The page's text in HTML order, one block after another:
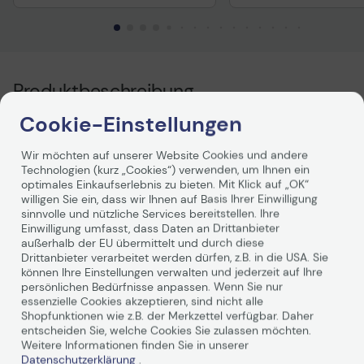
Produktbeschreibung
Brother Tintenpatronen sind besonders gut zum
Ausdrucken von Dokumenten geeignet, die über einen
längeren Zeitraum archiviert werden sollen. Bei
gleichzeitiger Verwendung des Druckpapiers - das
optimal auf die Zusammensetzung der in der
Druckerpatrone enthaltenen Tinte abgestimmt ist -
garantiert Brother sogar über einen Zeitraum von 100
Jahren Lichtechtheit.
Weiterlesen
Cookie-Einstellungen
Wir möchten auf unserer Website Cookies und andere
Technologien (kurz „Cookies“) verwenden, um Ihnen ein
optimales Einkaufserlebnis zu bieten. Mit Klick auf „OK“
willigen Sie ein, dass wir Ihnen auf Basis Ihrer Einwilligung
sinnvolle und nützliche Services bereitstellen. Ihre
Einwilligung umfasst, dass Daten an Drittanbieter
außerhalb der EU übermittelt und durch diese
Drittanbieter verarbeitet werden dürfen, z.B. in die USA. Sie
können Ihre Einstellungen verwalten und jederzeit auf Ihre
persönlichen Bedürfnisse anpassen. Wenn Sie nur
essenzielle Cookies akzeptieren, sind nicht alle
Shopfunktionen wie z.B. der Merkzettel verfügbar. Daher
entscheiden Sie, welche Cookies Sie zulassen möchten.
Weitere Informationen finden Sie in unserer
Datenschutzerklärung .